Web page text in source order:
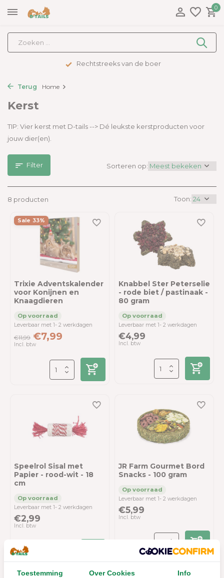
0
Rechtstreeks van de boer
Terug Home
Kerst
TIP: Vier kerst met D-tails --> Dé leukste kerstproducten voor
jouw dier(en).
Filter
8 producten Toon:
Sorteren op:
Sale 33%
Trixie Adventskalender
voor Konijnen en
Knaagdieren
Leverbaar met 1- 2 werkdagen
€11,99 €7,99
Incl. btw
Knabbel Ster Peterselie
- rode biet / pastinaak -
80 gram
Leverbaar met 1- 2 werkdagen
€4,99
Incl. btw
Speelrol Sisal met
Papier - rood-wit - 18
cm
Leverbaar met 1- 2 werkdagen
€2,99
Incl. btw
JR Farm Gourmet Bord
Snacks - 100 gram
Leverbaar met 1- 2 werkdagen
€5,99
Incl. btw
Toestemming Over Cookies Info